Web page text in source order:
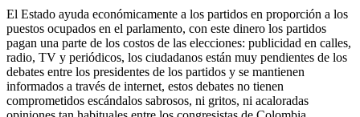
El Estado ayuda económicamente a los partidos en proporción a los
puestos ocupados en el parlamento, con este dinero los partidos
pagan una parte de los costos de las elecciones: publicidad en calles,
radio, TV y periódicos, los ciudadanos están muy pendientes de los
debates entre los presidentes de los partidos y se mantienen
informados a través de internet, estos debates no tienen
comprometidos escándalos sabrosos, ni gritos, ni acaloradas